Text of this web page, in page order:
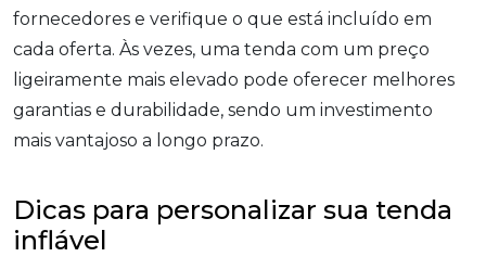
fornecedores e verifique o que está incluído em
cada oferta. Às vezes, uma tenda com um preço
ligeiramente mais elevado pode oferecer melhores
garantias e durabilidade, sendo um investimento
mais vantajoso a longo prazo.
Dicas para personalizar sua tenda
inflável